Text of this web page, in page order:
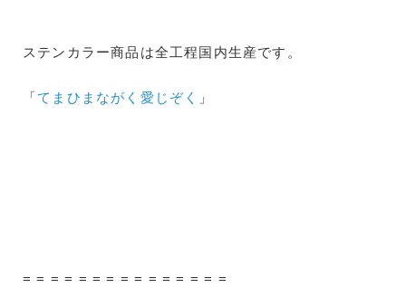
ステンカラー商品は全工程国内生産です。
「てまひまながく愛じぞく 」
= = = = = = = = = = = = = = =